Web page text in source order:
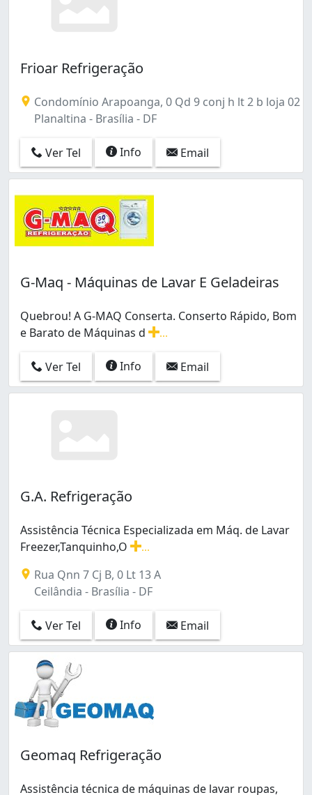
Frioar Refrigeração
Condomínio Arapoanga, 0 Qd 9 conj h lt 2 b loja 02
Planaltina - Brasília - DF
Ver Tel Info Email
G-Maq - Máquinas de Lavar E Geladeiras
Quebrou! A G-MAQ Conserta. Conserto Rápido, Bom
e Barato de Máquinas d
Ver Tel
Info Email
G.A. Refrigeração
Assistência Técnica Especializada em Máq. de Lavar
Freezer,Tanquinho,O
Rua Qnn 7 Cj B, 0 Lt 13 A
Ceilândia - Brasília - DF
Ver Tel Info Email
Geomaq Refrigeração
Assistência técnica de máquinas de lavar roupas,